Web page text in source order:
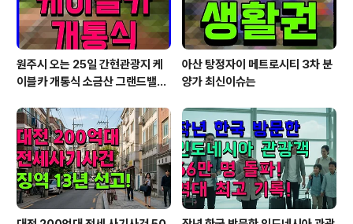
원주시 오는 25일 간현관광지 케
이블카 개통식 소금산 그랜드밸리
아산 탕정자이 메트로시티 3차 분
양가 최신이슈는